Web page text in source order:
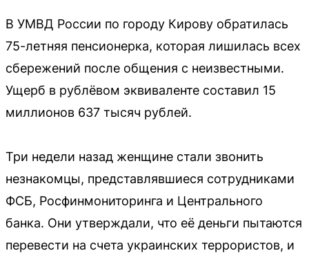
В УМВД России по городу Кирову обратилась
75-летняя пенсионерка, которая лишилась всех
сбережений после общения с неизвестными.
Ущерб в рублёвом эквиваленте составил 15
миллионов 637 тысяч рублей.
Три недели назад женщине стали звонить
незнакомцы, представлявшиеся сотрудниками
ФСБ, Росфинмониторинга и Центрального
банка. Они утверждали, что её деньги пытаются
перевести на счета украинских террористов, и